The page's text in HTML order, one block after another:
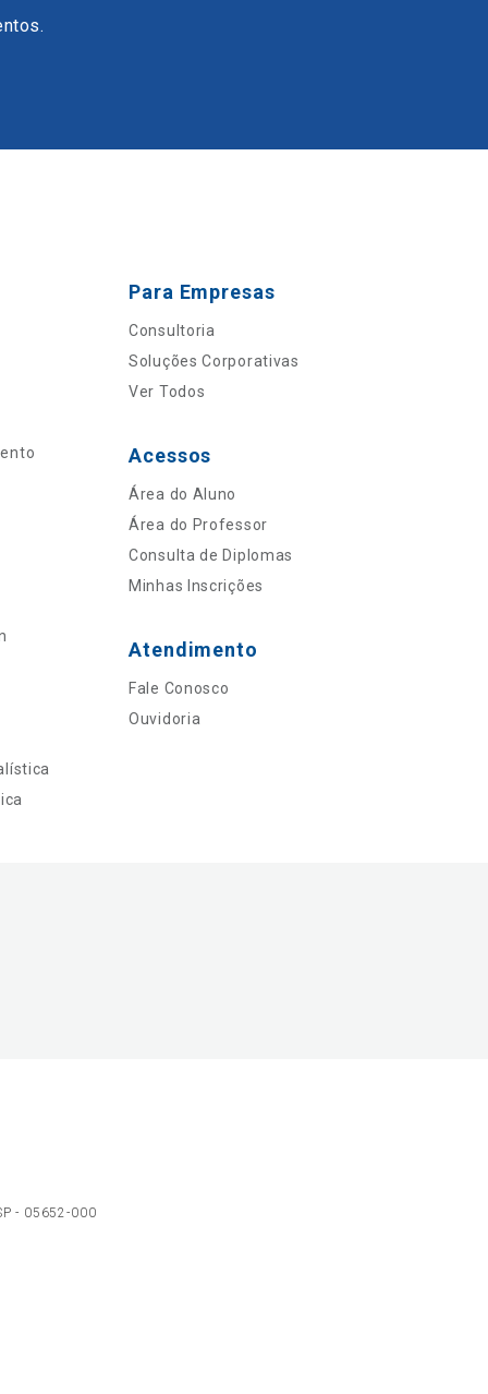
Para Empresas
Consultoria
Soluções Corporativas
Ver Todos
Acessos
Área do Aluno
Área do Professor
Consulta de Diplomas
Minhas Inscrições
Atendimento
Fale Conosco
Ouvidoria
- 05652-000